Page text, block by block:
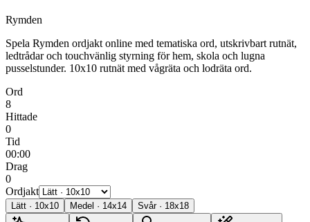
Rymden
Spela Rymden ordjakt online med tematiska ord, utskrivbart rutnät,
ledtrådar och touchvänlig styrning för hem, skola och lugna
pusselstunder. 10x10 rutnät med vågräta och lodräta ord.
Ord
8
Hittade
0
Tid
00:00
Drag
0
Ordjakt
Lätt · 10x10 Medel · 14x14 Svår· 18x18